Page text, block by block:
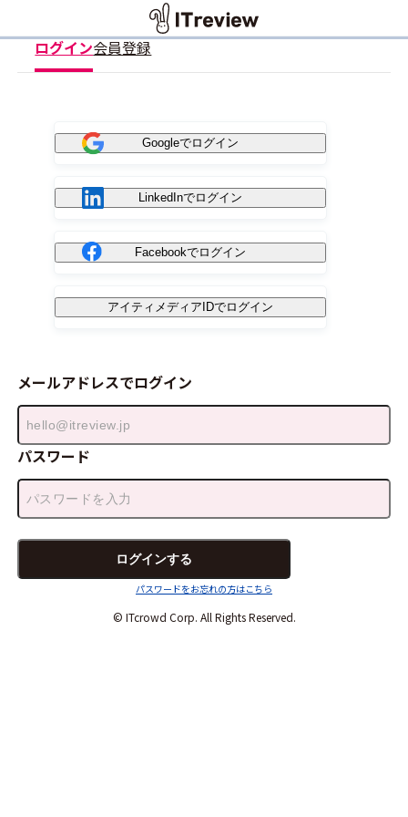
ログイン会員登録
Googleでログイン
LinkedInでログイン
Facebookでログイン
アイティメディアIDでログイン
メールアドレスでログイン
パスワード
パスワードをお忘れの方はこちら
© ITcrowd Corp. All Rights Reserved.